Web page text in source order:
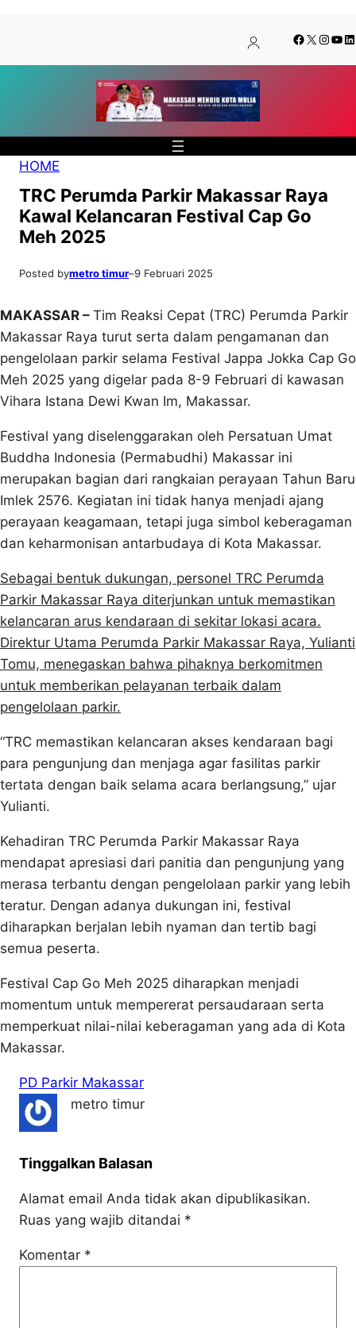
konten
content
Facebook
X
HOME
TRC Perumda Parkir Makassar Raya
Kawal Kelancaran Festival Cap Go
Meh 2025
Posted bymetro timur–9 Februari 2025
MAKASSAR – Tim Reaksi Cepat (TRC) Perumda Parkir
Makassar Raya turut serta dalam pengamanan dan
pengelolaan parkir selama Festival Jappa Jokka Cap Go
Meh 2025 yang digelar pada 8-9 Februari di kawasan
Vihara Istana Dewi Kwan Im, Makassar.
Festival yang diselenggarakan oleh Persatuan Umat
Buddha Indonesia (Permabudhi) Makassar ini
merupakan bagian dari rangkaian perayaan Tahun Baru
Imlek 2576. Kegiatan ini tidak hanya menjadi ajang
perayaan keagamaan, tetapi juga simbol keberagaman
dan keharmonisan antarbudaya di Kota Makassar.
Sebagai bentuk dukungan, personel TRC Perumda
Parkir Makassar Raya diterjunkan untuk memastikan
kelancaran arus kendaraan di sekitar lokasi acara.
Direktur Utama Perumda Parkir Makassar Raya, Yulianti
Tomu, menegaskan bahwa pihaknya berkomitmen
untuk memberikan pelayanan terbaik dalam
pengelolaan parkir.
“TRC memastikan kelancaran akses kendaraan bagi
para pengunjung dan menjaga agar fasilitas parkir
tertata dengan baik selama acara berlangsung,” ujar
Yulianti.
Kehadiran TRC Perumda Parkir Makassar Raya
mendapat apresiasi dari panitia dan pengunjung yang
merasa terbantu dengan pengelolaan parkir yang lebih
teratur. Dengan adanya dukungan ini, festival
diharapkan berjalan lebih nyaman dan tertib bagi
semua peserta.
Festival Cap Go Meh 2025 diharapkan menjadi
momentum untuk mempererat persaudaraan serta
memperkuat nilai-nilai keberagaman yang ada di Kota
Makassar.
PD Parkir Makassar
metro timur
Tinggalkan Balasan
Alamat email Anda tidak akan dipublikasikan.
Ruas yang wajib ditandai *
Komentar *